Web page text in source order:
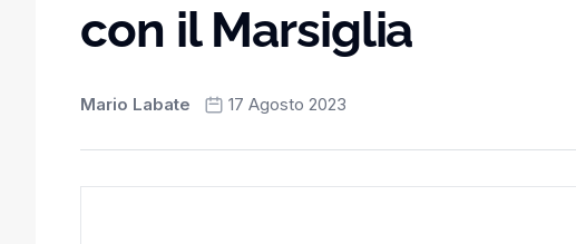
con il Marsiglia
Mario Labate 17 Agosto 2023